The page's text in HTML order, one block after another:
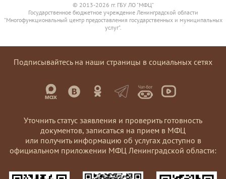
© 2013-2026 гг. ГБУ ЛО "МФЦ"
Государственное бюджетное учреждение Ленинградской области
"Многофункциональный центр предоставления государственных и муниципальных
услуг".
Подписывайтесь на наши страницы в социальных сетях
Уточнить статус заявления и проверить готовность
документов, записаться на прием в МФЦ
или получить информацию об услугах доступно в
официальном приложении МФЦ Ленинградской области: